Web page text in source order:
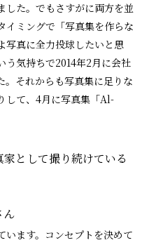
した。でもさすがに両方を並
イミングで「写真集を作らな
写真に全力投球したいと思
う気持ちで2014年2月に会社
。それからも写真集に足りな
して、4月に写真集「Al-
として撮り続けている
ん
います。コンセプトを決めて